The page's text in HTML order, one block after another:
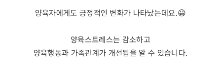
양육자에게도 긍정적인 변화가 나타났는데요.😀
양육스트레스는 감소하고
양육행동과 가족관계가 개선됨을 알 수 있습니다.